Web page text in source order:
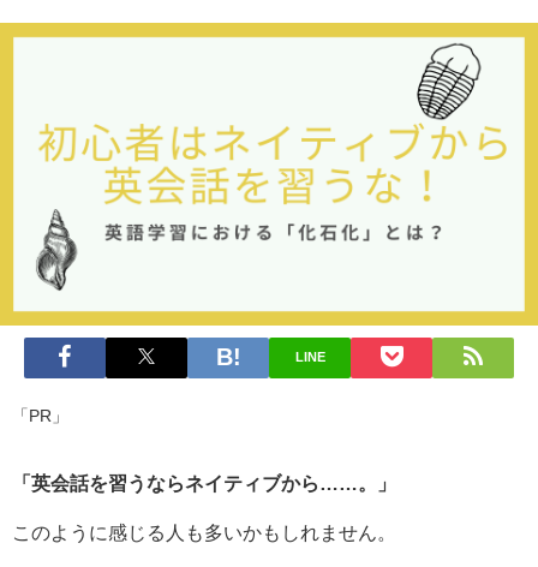
LINE
「PR」
「英会話を習うならネイティブから……。」
このように感じる人も多いかもしれません。